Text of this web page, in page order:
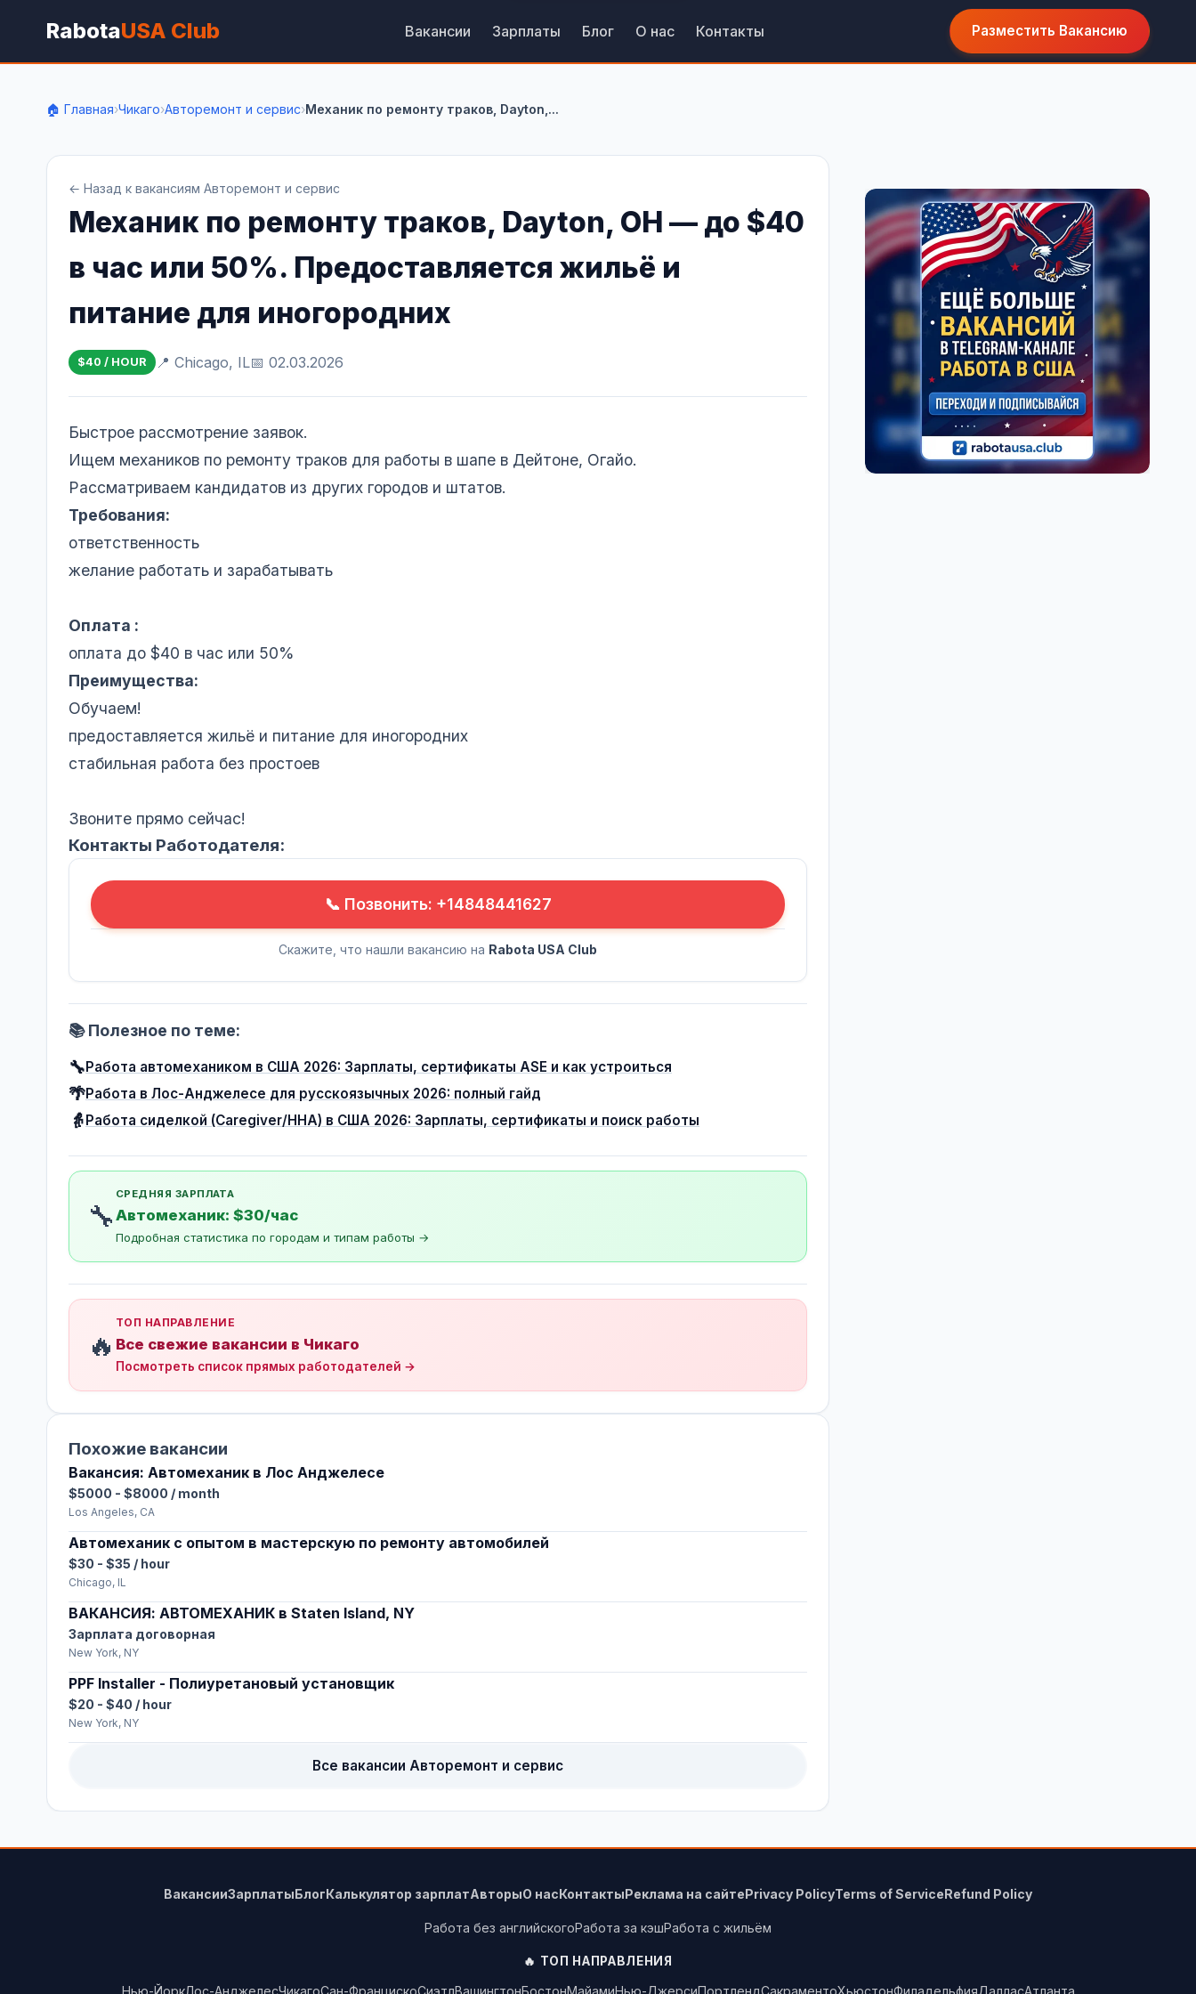
RabotaUSA Club Вакансии Зарплаты Блог О нас Контакты Разместить Вакансию
🏠 Главная›Чикаго›Авторемонт и сервис›Механик по ремонту траков, Dayton,...
← Назад к вакансиям Авторемонт и сервис
Механик по ремонту траков, Dayton, OH — до $40
в час или 50%. Предоставляется жильё и
питание для иногородних
$40 / HOUR 📍 Chicago, IL📅 02.03.2026
Быстрое рассмотрение заявок.
Ищем механиков по ремонту траков для работы в шапе в Дейтоне, Огайо.
Рассматриваем кандидатов из других городов и штатов.
Требования:
ответственность
желание работать и зарабатывать
Оплата :
оплата до $40 в час или 50%
Преимущества:
Обучаем!
предоставляется жильё и питание для иногородних
стабильная работа без простоев
Звоните прямо сейчас!
Контакты Работодателя:
📞 Позвонить: +14848441627
Скажите, что нашли вакансию на Rabota USA Club
📚 Полезное по теме:
🔧Работа автомехаником в США 2026: Зарплаты, сертификаты ASE и как устроиться
🌴Работа в Лос-Анджелесе для русскоязычных 2026: полный гайд
👵Работа сиделкой (Caregiver/HHA) в США 2026: Зарплаты, сертификаты и поиск работы
🔧
СРЕДНЯЯ ЗАРПЛАТА
Автомеханик: $30/час
Подробная статистика по городам и типам работы →
🔥
ТОП НАПРАВЛЕНИЕ
Все свежие вакансии в Чикаго
Посмотреть список прямых работодателей →
Похожие вакансии
Вакансия: Автомеханик в Лос Анджелесе
$5000 - $8000 / month
Los Angeles, CA
Автомеханик с опытом в мастерскую по ремонту автомобилей
$30 - $35 / hour
Chicago, IL
ВАКАНСИЯ: АВТОМЕХАНИК в Staten Island, NY
Зарплата договорная
New York, NY
PPF Installer - Полиуретановый установщик
$20 - $40 / hour
New York, NY
Все вакансии Авторемонт и сервис
ВакансииЗарплатыБлогКалькулятор зарплатАвторыО насКонтактыРеклама на сайтеPrivacy PolicyTerms of ServiceRefund Policy
Работа без английскогоРабота за кэшРабота с жильём
🔥 ТОП НАПРАВЛЕНИЯ
Нью-ЙоркЛос-АнджелесЧикагоСан-ФранцискоСиэтлВашингтонБостонМайамиНью-ДжерсиПортлендСакраментоХьюстонФиладельфияДалласАтланта